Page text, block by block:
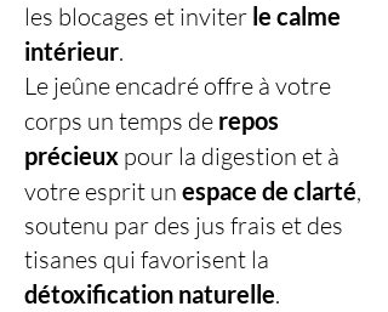
les blocages et inviter le calme
intérieur.
Le jeûne encadré offre à votre
corps un temps de repos
précieux pour la digestion et à
votre esprit un espace de clarté,
soutenu par des jus frais et des
tisanes qui favorisent la
détoxification naturelle.